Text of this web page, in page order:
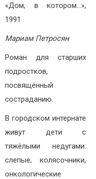
«Дом, в котором…»,
1991
Мариам Петросян
Роман для старших
подростков,
посвящённый
состраданию.
В городском интернате
живут дети с
тяжёлыми недугами:
слепые, колясочники,
онкологические